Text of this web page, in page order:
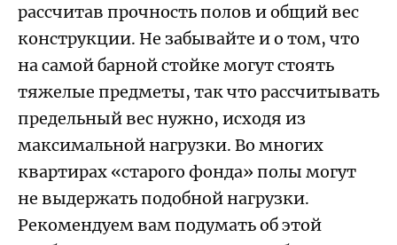
рассчитав прочность полов и общий вес
конструкции. Не забывайте и о том, что
на самой барной стойке могут стоять
тяжелые предметы, так что рассчитывать
предельный вес нужно, исходя из
максимальной нагрузки. Во многих
квартирах «старого фонда» полы могут
не выдержать подобной нагрузки.
Рекомендуем вам подумать об этой